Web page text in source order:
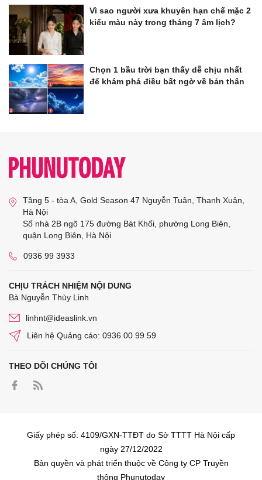
Vì sao người xưa khuyên hạn chế mặc 2
kiểu màu này trong tháng 7 âm lịch?
Chọn 1 bầu trời bạn thấy dễ chịu nhất
để khám phá điều bất ngờ về bản thân
Tầng 5 - tòa A, Gold Season 47 Nguyễn Tuân, Thanh Xuân,
Hà Nội
Số nhà 2B ngõ 175 đường Bát Khối, phường Long Biên,
quận Long Biên, Hà Nội
0936 99 3933
CHỊU TRÁCH NHIỆM NỘI DUNG
Bà Nguyễn Thùy Linh
linhnt@ideaslink.vn
Liên hệ Quảng cáo: 0936 00 99 59
THEO DÕI CHÚNG TÔI
Giấy phép số: 4109/GXN-TTĐT do Sở TTTT Hà Nội cấp
ngày 27/12/2022
Bản quyền và phát triển thuộc về Công ty CP Truyền
thông Phunutoday